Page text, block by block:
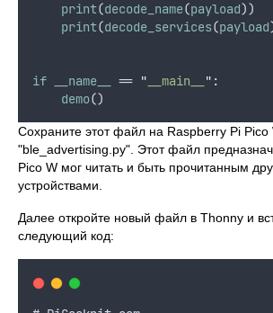
print(decode_name(payload))
print(decode_services(payload
if __name__ == " __main__ " :
demo()
Сохраните этот файл на Raspberry Pi
"ble_advertising.py". Этот файл
Pico W мог читать и быть прочитанным
устройствами.
Далее откройте новый файл в Thonny и
следующий код: